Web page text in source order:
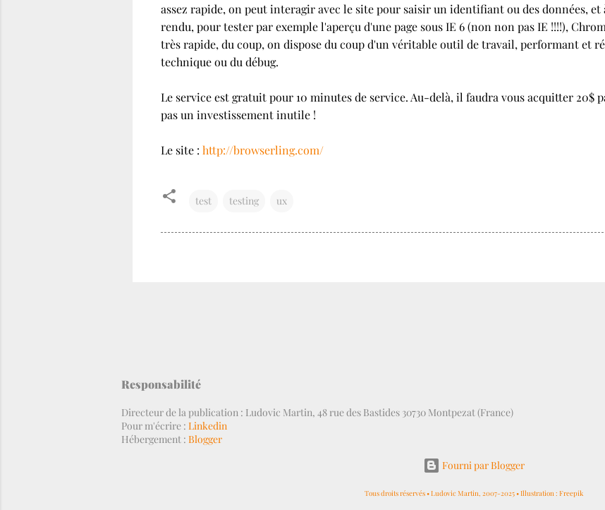
assez rapide, on peut interagir avec le site pour saisir un identifiant ou des données, et
rendu, pour tester par exemple l'aperçu d'une page sous IE 6 (non non pas IE !!!!),
très rapide, du coup, on dispose du coup d'un véritable outil de travail, performant et
technique ou du débug.
Le service est gratuit pour 10 minutes de service. Au-delà, il faudra vous acquitter 20$
pas un investissement inutile !
Le site : http://browserling.com/
test testing ux
Responsabilité
Directeur de la publication : Ludovic Martin, 48 rue des Bastides 30730 Montpezat (France)
Pour m'écrire : Linkedin
Hébergement : Blogger
Fourni par Blogger
Tous droits réservés • Ludovic Martin, 2007-2025 • Illustration : Freepik